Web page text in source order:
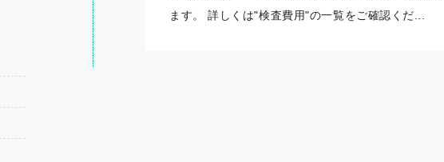
ます。 詳しくは"検査費用"の一覧をご確認くだ...